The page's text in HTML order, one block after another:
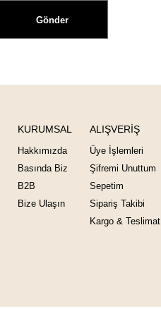
Gönder
KURUMSAL
Hakkımızda
Basında Biz
B2B
Bize Ulaşın
ALIŞVERİŞ
Üye İşlemleri
Şifremi Unuttum
Sepetim
Sipariş Takibi
Kargo & Teslimat